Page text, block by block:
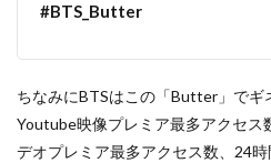
#BTS_Butter
ちなみにBTSはこの「Butter」でギ
Youtube映像プレミア最多アクセス
デオプレミア最多アクセス数、24